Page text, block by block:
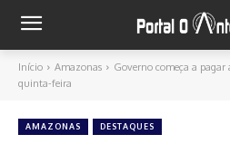
Início Amazonas
Governo começa a
quinta-feira
AMAZONAS DESTAQUES